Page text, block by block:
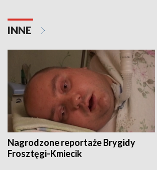
INNE
Nagrodzone reportaże Brygidy
Frosztęgi-Kmiecik